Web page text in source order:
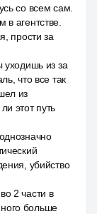
со всем сам.
агентстве.
прости за
из за
что все так
из
этот путь
убийство
2 части в
больше